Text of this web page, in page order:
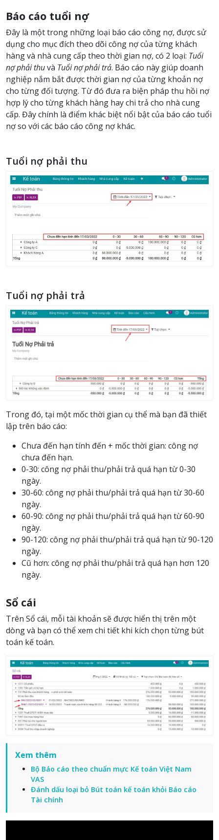
Báo cáo tuổi nợ
Đây là một trong những loại báo cáo công nợ, được sử
dụng cho mục đích theo dõi công nợ của từng khách
hàng và nhà cung cấp theo thời gian nợ, có 2 loại: Tuổi
nợ phải thuvà Tuổi nợ phải trả. Báo cáo này giúp doanh
nghiệp nắm bắt được thời gian nợ của từng khoản nợ
cho từng đối tượng. Từ đó đưa ra biện pháp thu hồi nợ
hợp lý cho từng khách hàng hay chi trả cho nhà cung
cấp. Đây chính là điểm khác biệt nổi bật của báo cáo tuổi
nợ so với các báo cáo công nợ khác.
Tuổi nợ phải thu
Tuổi nợ phải trả
Trong đó, tại một mốc thời gian cụ thể mà bạn đã thiết
lập trên báo cáo:
Chưa đến hạn tính đến + mốc thời gian: công nợ
chưa đến hạn.
0-30: công nợ phải thu/phải trả quá hạn từ 0-30
ngày.
30-60: công nợ phải thu/phải trả quá hạn từ 30-60
ngày.
60-90: công nợ phải thu/phải trả quá hạn từ 60-90
ngày.
90-120: công nợ phải thu/phải trả quá hạn từ 90-120
ngày.
Cũ hơn: công nợ phải thu/phải trả quá hạn hơn 120
ngày.
Sổ cái
Trên Sổ cái, mỗi tài khoản sẽ được hiển thị trên một
dòng và bạn có thể xem chi tiết khi kích chọn từng bút
toán kế toán.
Xem thêm
Bộ Báo cáo theo chuẩn mực Kế toán Việt Nam
VAS
Đánh dấu loại bỏ Bút toán kế toán khỏi Báo cáo
Tài chính